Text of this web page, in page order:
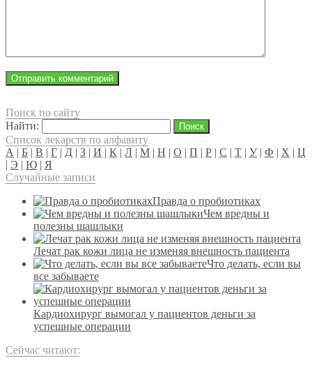
Поиск по сайту
Найти:
Список лекарств по алфавиту
А | Б | В | Г | Д | З | И | К | Л | М | Н | О | П | Р | С | Т | У| Ф | Х | Ц
| Э | Ю | Я
Случайные записи
Правда о пробиотиках
Чем вредны и
полезны шашлыки
Лечат рак кожи лица не изменяя внешность пациента
Что делать, если вы
все забываете
Кардиохирург вымогал у пациентов деньги за
успешные операции
Сейчас читают: